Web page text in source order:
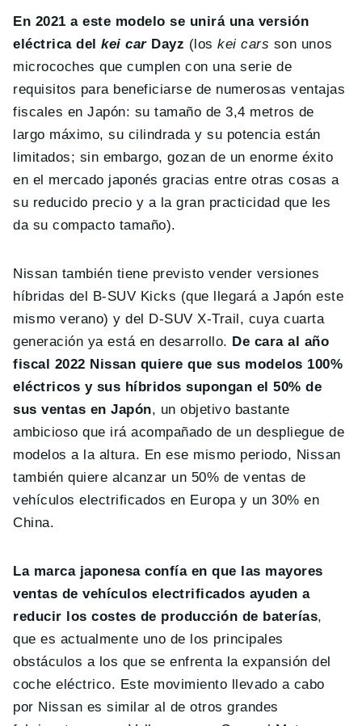
En 2021 a este modelo se unirá una versión
eléctrica delkei carDayz (loskei cars son unos
microcoches que cumplen con una serie de
requisitos para beneficiarse de numerosas ventajas
fiscales en Japón: su tamaño de 3,4 metros de
largo máximo, su cilindrada y su potencia están
limitados; sin embargo, gozan de un enorme éxito
en el mercado japonés gracias entre otras cosas a
su reducido precio y a la gran practicidad que les
da su compacto tamaño).
Nissan también tiene previsto vender versiones
híbridas del B-SUV Kicks (que llegará a Japón este
mismo verano) y del D-SUV X-Trail, cuya cuarta
generación ya está en desarrollo. De cara al año
fiscal 2022 Nissan quiere que sus modelos 100%
eléctricos y sus híbridos supongan el 50% de
sus ventas en Japón, un objetivo bastante
ambicioso que irá acompañado de un despliegue de
modelos a la altura. En ese mismo periodo, Nissan
también quiere alcanzar un 50% de ventas de
vehículos electrificados en Europa y un 30% en
China.
La marca japonesa confía en que las mayores
ventas de vehículos electrificados ayuden a
reducir los costes de producción de baterías,
que es actualmente uno de los principales
obstáculos a los que se enfrenta la expansión del
coche eléctrico. Este movimiento llevado a cabo
por Nissan es similar al de otros grandes